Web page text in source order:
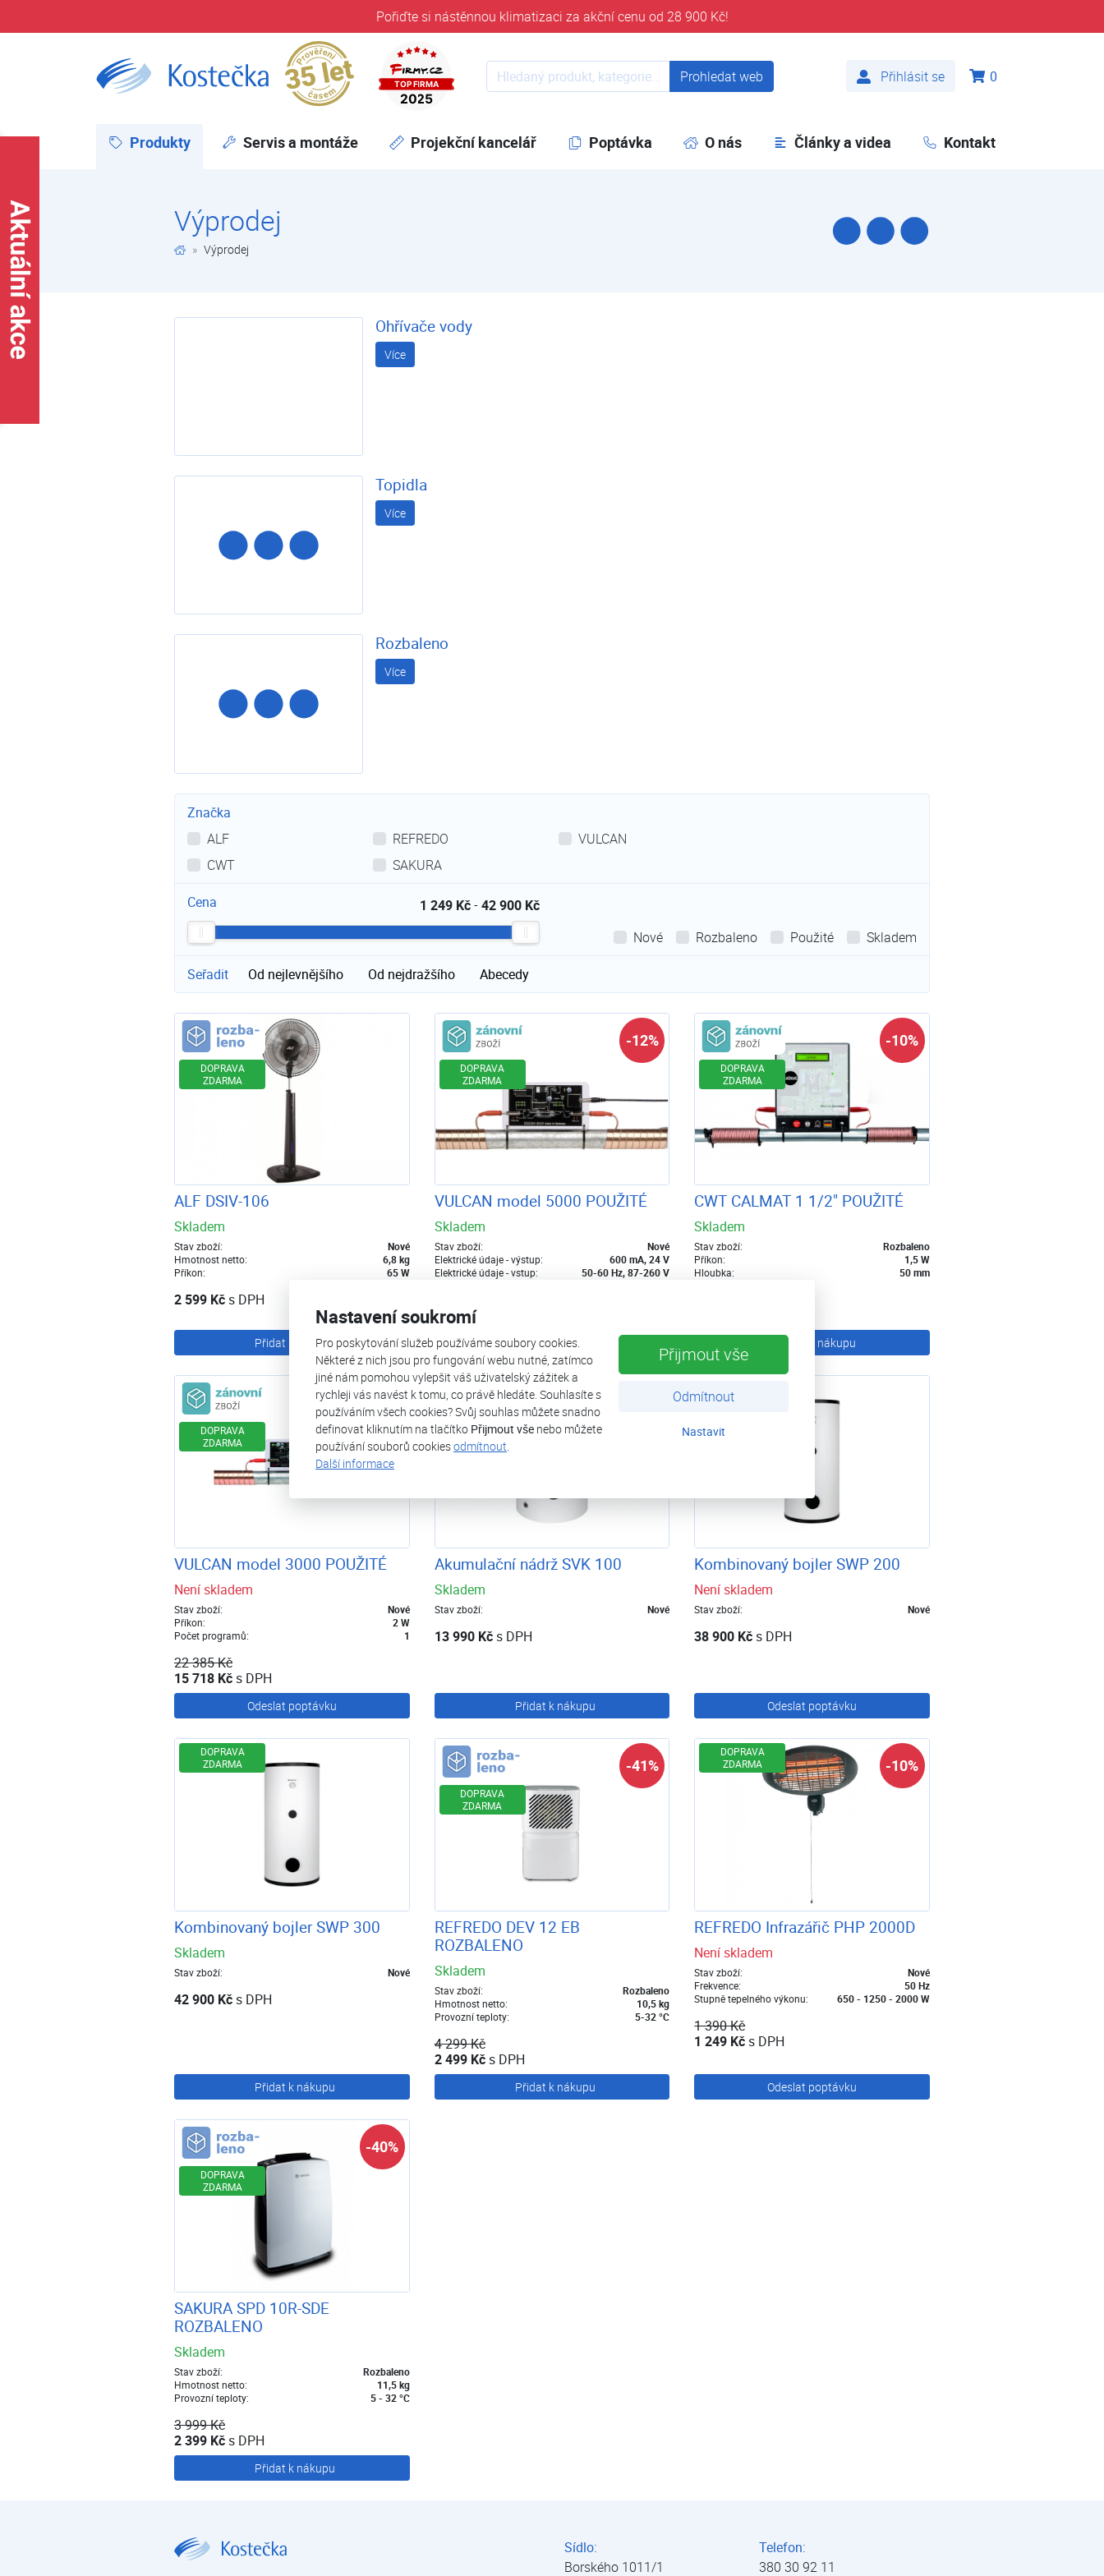
Nastavení soukromí
Pro poskytování služeb používáme soubory cookies.
Některé z nich jsou pro fungování webu nutné, zatímco
jiné nám pomohou vylepšit váš uživatelský zážitek a
rychleji vás navést k tomu, co právě hledáte. Souhlasíte s
používáním všech cookies? Svůj souhlas můžete snadno
definovat kliknutím na tlačítko Přijmout vše nebo můžete
používání souborů cookiesodmítnout.
Další informace
Přijmout vše
Odmítnout
Nastavit
Pořiďte si nástěnnou klimatizaci za akční cenu od 28 900 Kč!
Prověřeni časem 32 let
Přihlásit se
0
Prohledat web Prohledat web
Produkty (aktuální)Servis a montáže Projekční kancelář Poptávka O nás Články a videa Kontakt
Výprodej
Výprodej
Ohřívače vody
Více
Topidla
Více
Rozbaleno
Více
Značka
ALF
CWT
REFREDO
SAKURA
VULCAN
Cena 1 249 Kč-42 900 Kč
Nové
Rozbaleno Použité Skladem
Seřadit Od nejlevnějšího Od nejdražšího Abecedy
Rozbaleno
DOPRAVA
ZDARMA
ALF DSIV-106
Skladem
Stav zboží:
Nové
Hmotnost netto:
6,8 kg
Příkon:
65 W
2 599 Kčs DPH
Přidat k nákupu
DOPRAVA
ZDARMA
-12%
VULCAN model 5000 POUŽITÉ
Skladem
Stav zboží:
Nové
Elektrické údaje - výstup:
600 mA, 24 V
Elektrické údaje - vstup:
50-60 Hz, 87-260 V
19 990 Kč
Přidat k nákupu
DOPRAVA
ZDARMA
-10%
CWT CALMAT 1 1/2" POUŽITÉ
Skladem
Stav zboží:
Rozbaleno
Příkon:
1,5 W
Hloubka:
50 mm
Přidat k nákupu
Zánovní zboží
DOPRAVA
ZDARMA
-29%
VULCAN model 3000 POUŽITÉ
Není skladem
Stav zboží:
Nové
Příkon:
2 W
Počet programů:
1
22 385 Kč
15 718 Kčs DPH
Odeslat poptávku
DOPRAVA
ZDARMA
Akumulační nádrž SVK 100
Skladem
Stav zboží: Nové
13 990 Kčs DPH
Přidat k nákupu
DOPRAVA
ZDARMA
Kombinovaný bojler SWP 200
Není skladem
Stav zboží: Nové
38 900 Kčs DPH
Odeslat poptávku
DOPRAVA
ZDARMA
Kombinovaný bojler SWP 300
Skladem
Stav zboží: Nové
42 900 Kčs DPH
Přidat k nákupu
DOPRAVA
ZDARMA
-41%
REFREDO DEV 12 EB
ROZBALENO
Skladem
Stav zboží:
Rozbaleno
Hmotnost netto:
10,5 kg
Provozní teploty:
5-32 °C
4 299 Kč
2 499 Kčs DPH
Přidat k nákupu
DOPRAVA
ZDARMA
-10%
REFREDO Infrazářič PHP 2000D
Není skladem
Stav zboží:
Nové
Frekvence:
50 Hz
Stupně tepelného výkonu:
650 - 1250 - 2000 W
1 390 Kč
1 249 Kčs DPH
Odeslat poptávku
DOPRAVA
ZDARMA
-40%
SAKURA SPD 10R-SDE
ROZBALENO
Skladem
Stav zboží:
Rozbaleno
Hmotnost netto:
11,5 kg
Provozní teploty:
5 - 32 °C
3 999 Kč
2 399 Kčs DPH
Přidat k nákupu
Sídlo:
Borského 1011/1
Telefon:
380 30 92 11